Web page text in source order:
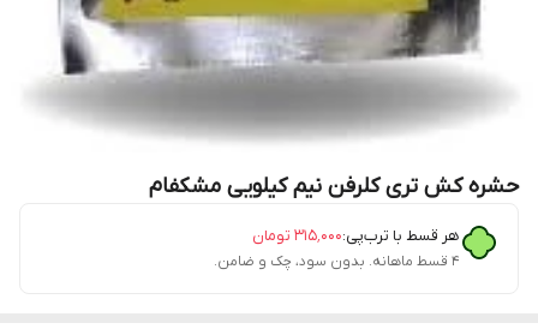
حشره کش تری کلرفن نیم کیلویی مشکفام
هر قسط با ترب‌پی:۳۱۵٬۰۰۰ تومان
۴ قسط ماهانه. بدون سود، چک و ضامن.